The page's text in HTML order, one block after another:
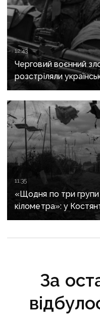
12:43
Черговий воєнний
розстріляли
11:35
«Щодня по три групи
кілометра»: у
рф відправляють на
За